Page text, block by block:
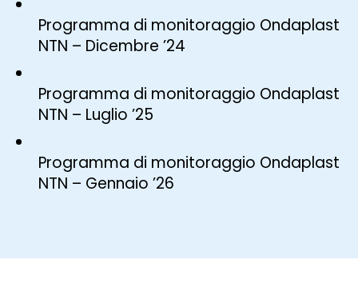
Programma di monitoraggio Ondaplast
NTN – Dicembre ’24
Programma di monitoraggio Ondaplast
NTN – Luglio ’25
Programma di monitoraggio Ondaplast
NTN – Gennaio ’26